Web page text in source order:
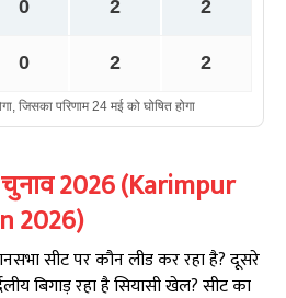
2026(Karimpur
2026)
सीट पर कौन लीड कर रहा है? दूसरे
बिगाड़ रहा है सियासी खेल? सीट का